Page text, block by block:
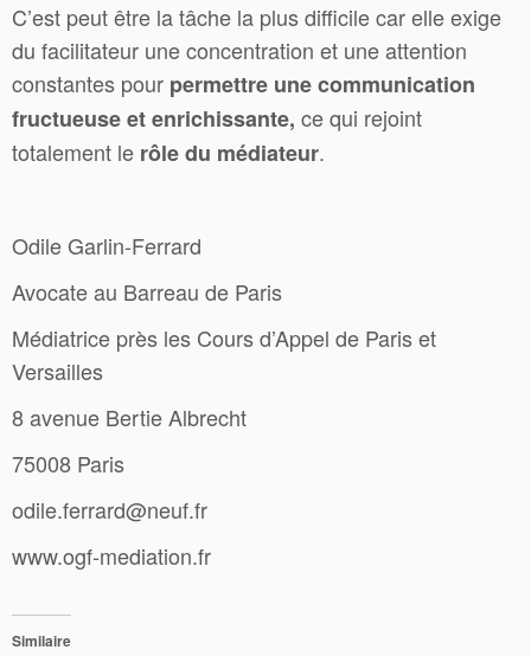
C’est peut être la tâche la plus difficile car elle exige
du facilitateur une concentration et une attention
constantes pour permettre une communication
fructueuse et enrichissante, ce qui rejoint
totalement le rôle du médiateur.
Odile Garlin-Ferrard
Avocate au Barreau de Paris
Médiatrice près les Cours d’Appel de Paris et
Versailles
8 avenue Bertie Albrecht
75008 Paris
odile.ferrard@neuf.fr
www.ogf-mediation.fr
Similaire